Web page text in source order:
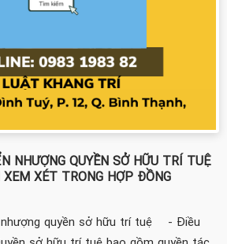
NHƯỢNG QUYỀN SỞ HỮU TRÍ TUỆ
XEM XÉT TRONG HỢP ĐỒNG
nhượng quyền sở hữu trí tuệ - Điều